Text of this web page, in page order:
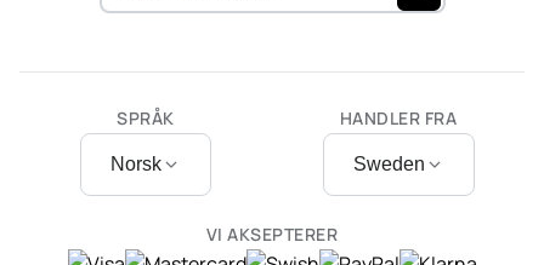
SPRÅK
Norsk
VI AKSEPTERER
HANDLER FRA
Sweden